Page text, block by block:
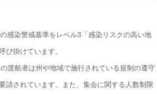
感染警戒基準をレベル3「感染リスクの高い地
び掛けています。
渡航者は州や地域で施行されている規制の遵守
請されています。また、集会に関する人数制限